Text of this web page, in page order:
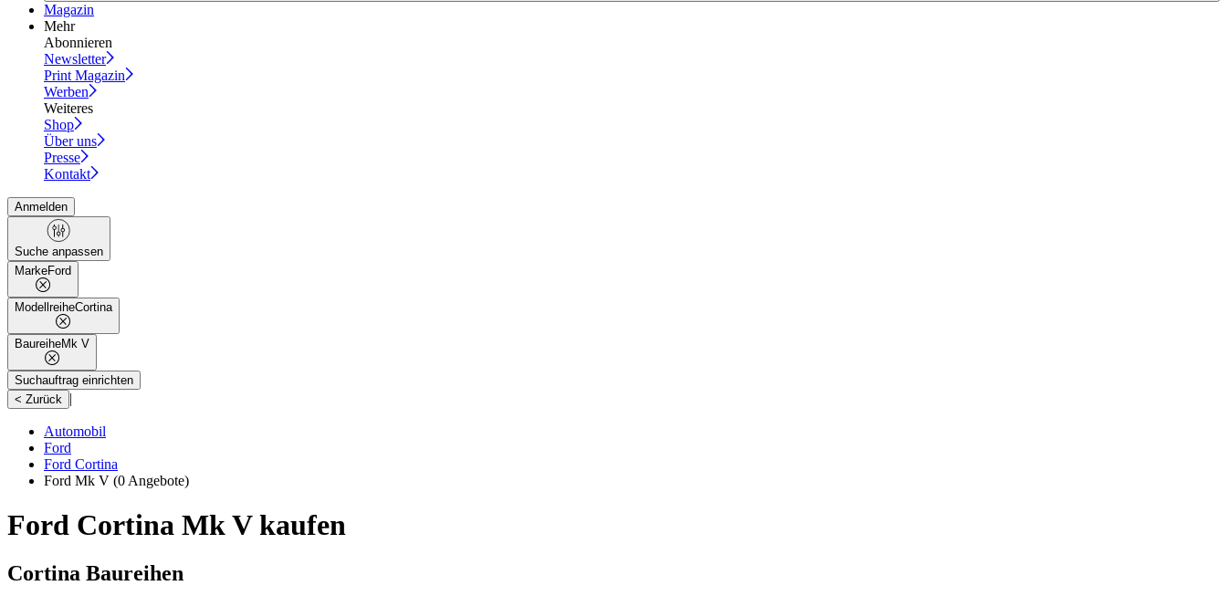
Magazin
Mehr
Abonnieren
Newsletter
Print Magazin
Werben
Weiteres
Shop
Über uns
Presse
Kontakt
Anmelden
Suche anpassen
MarkeFord
ModellreiheCortina
BaureiheMk V
Suchauftrag einrichten
< Zurück
|
Automobil
Ford
Ford Cortina
Ford Mk V (0 Angebote)
Ford Cortina Mk V kaufen
Cortina Baureihen